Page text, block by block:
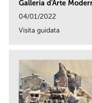
Galleria d'Arte
04/01/2022
Visita guidata